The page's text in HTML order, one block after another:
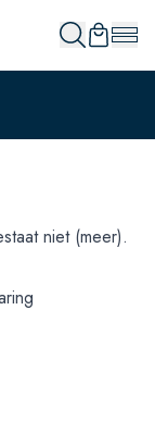
niet (meer).